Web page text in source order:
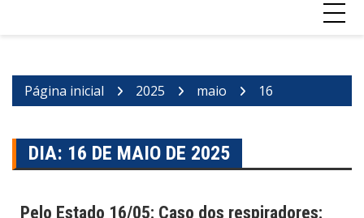
Página inicial 2025 maio 16
DIA: 16 DE MAIO DE 2025
Pelo Estado 16/05: Caso dos respiradores: